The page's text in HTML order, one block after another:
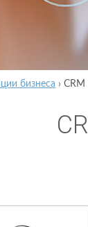
бизнеса › CRM